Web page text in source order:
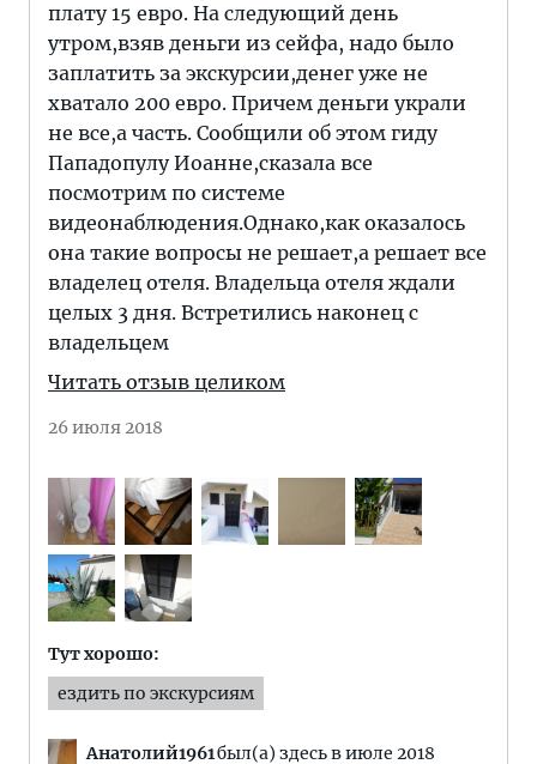
плату 15 евро. На следующий день
утром,взяв деньги из сейфа, надо было
заплатить за экскурсии,денег уже не
хватало 200 евро. Причем деньги украли
не все,а часть. Сообщили об этом гиду
Пападопулу Иоанне,сказала все
посмотрим по системе
видеонаблюдения.Однако,как оказалось
она такие вопросы не решает,а решает все
владелец отеля. Владельца отеля ждали
целых 3 дня. Встретились наконец с
владельцем
Читать отзыв целиком
26 июля 2018
Тут хорошо:
ездить по экскурсиям
Анатолий1961был(а) здесь в июле 2018